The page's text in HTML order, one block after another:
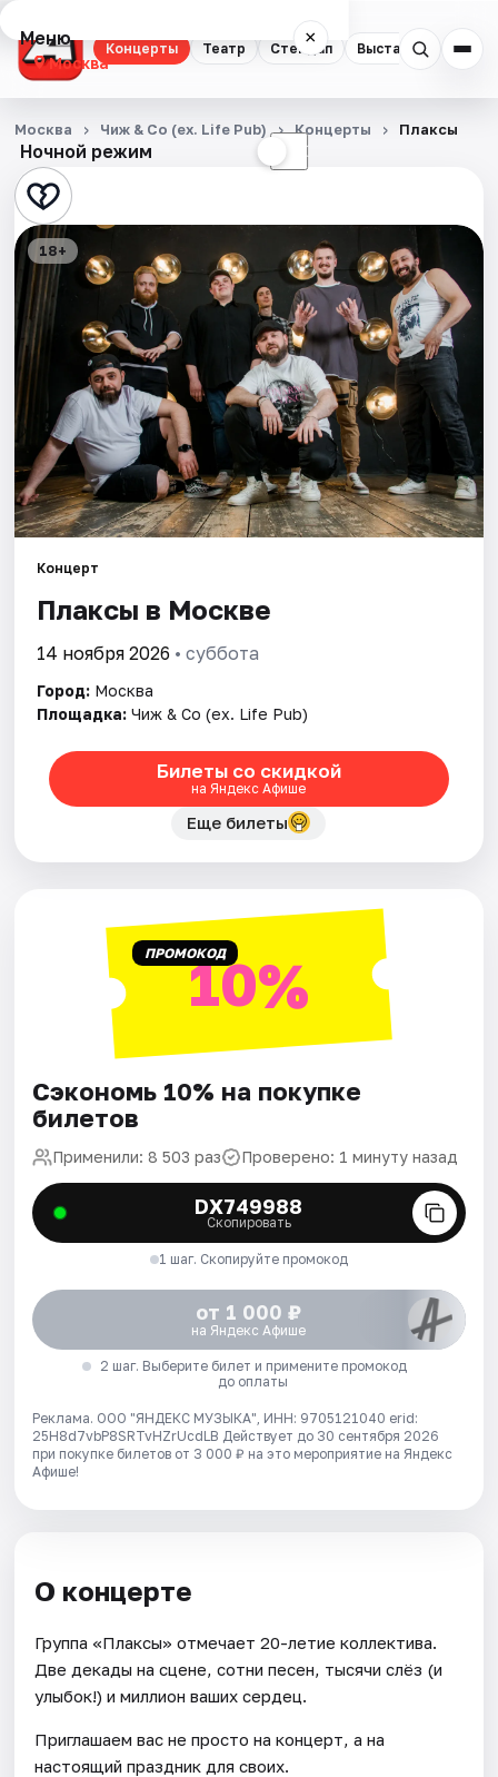
Концерты Театр Стендап Выставки
Меню ×
Москва
Концерты
Театр
Стендап
Выставки
Квесты
Экскурсии
Спорт
События
Площадки
Артисты
Рейтинги
Ночной режим ☾
Москва Чиж & Co (ex. Life Pub) Концерты Плаксы
18+
Концерт
Плаксы в Москве
14 ноября 2026 • суббота
Город: Москва
Площадка: Чиж & Co (ex. Life Pub)
Билеты со скидкой
на Яндекс Афише
Еще билеты
ПРОМОКОД10%
Сэкономь 10% на покупке
билетов
Применили: 8 503 раз Проверено: 1 минуту назад
DX749988
Скопировать
1 шаг. Скопируйте промокод
от 1 000 ₽
на Яндекс Афише
2 шаг. Выберите билет и примените промокод
до оплаты
Реклама. ООО "ЯНДЕКС МУЗЫКА", ИНН: 9705121040 erid:
25H8d7vbP8SRTvHZrUcdLB Действует до 30 сентября 2026
при покупке билетов от 3 000 ₽ на это мероприятие на Яндекс
Афише!
О концерте
Группа «Плаксы» отмечает 20-летие коллектива.
Две декады на сцене, сотни песен, тысячи слёз (и
улыбок!) и миллион ваших сердец.
Приглашаем вас не просто на концерт, а на
настоящий праздник для своих.